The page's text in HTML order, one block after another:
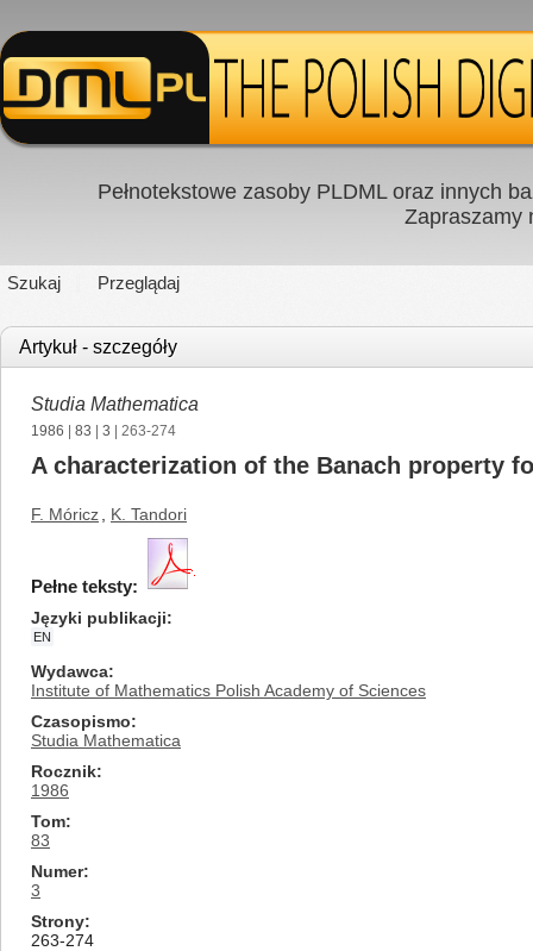
Pełnotekstowe zasoby PLDML oraz innych
Zapraszamy
Szukaj Przeglądaj
Artykuł - szczegóły
Studia Mathematica
1986 83 3 | 263-274
A characterization of the Banach property
F. Móricz K. Tandori
Pełne teksty:
Języki publikacji
EN
Wydawca
Institute of Mathematics Polish Academy of Sciences
Czasopismo
Studia Mathematica
Rocznik
1986
Tom
83
Numer
3
Strony
263-274